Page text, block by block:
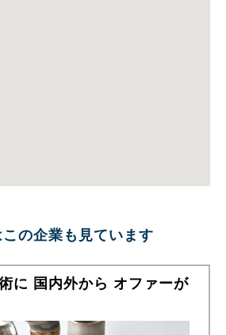
の企業も見ています
に 国内外から オファーが